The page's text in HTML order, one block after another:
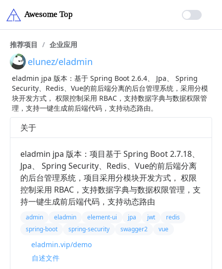
推荐项目 / 企业应用
elunez/eladmin
eladmin jpa 版本：基于 Spring Boot 2.6.4、 Jpa、 Spring
Security、Redis、Vue的前后端分离的后台管理系统，采用分模
块开发方式， 权限控制采用 RBAC，支持数据字典与数据权限管
理，支持一键生成前后端代码，支持动态路由。
关于
eladmin jpa 版本：项目基于 Spring Boot 2.7.18、
Jpa、 Spring Security、Redis、Vue的前后端分离
的后台管理系统，项目采用分模块开发方式， 权限
控制采用 RBAC，支持数据字典与数据权限管理，支
持一键生成前后端代码，支持动态路由
admin eladmin element-ui jpa jwt
redis
spring-boot
spring-security swagger2 vue
eladmin.vip/demo
自述文件